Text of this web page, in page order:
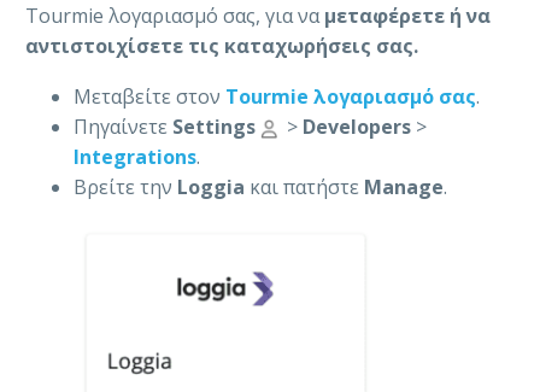
Tourmie λογαριασμό σας, για ναμεταφέρετε ή να
αντιστοιχίσετε τις καταχωρήσεις σας.
Μεταβείτε στον Tourmie λογαριασμό σας.
Πηγαίνετε Settings > Developers >
Integrations.
Βρείτε την Loggia και πατήστε Manage.